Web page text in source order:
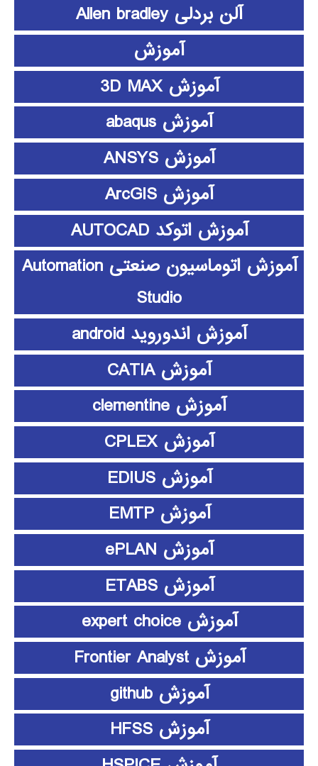
آلن بردلی Allen bradley
آموزش
آموزش 3D MAX
آموزش abaqus
آموزش ANSYS
آموزش ArcGIS
آموزش اتوکد AUTOCAD
آموزش اتوماسیون صنعتی Automation
Studio
آموزش اندوروید android
آموزش CATIA
آموزش clementine
آموزش CPLEX
آموزش EDIUS
آموزش EMTP
آموزش ePLAN
آموزش ETABS
آموزش expert choice
آموزش Frontier Analyst
آموزش github
آموزش HFSS